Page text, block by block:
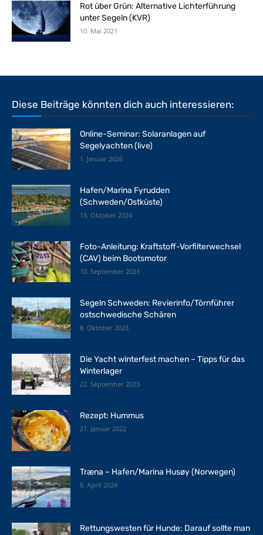
Rot über Grün: Alternative Lichterführung
unter Segeln (KVR)
10. Mai 2021
Diese Beiträge könnten dich auch interessieren:
Online-Seminar: Solaranlagen auf
Segelyachten (live)
1. Januar 2026
Hafen/Marina Fyrudden
(Schweden/Ostküste)
15. Oktober 2024
Foto-Anleitung: Kraftstoff-Vorfilterwechsel
(CAV) beim Bootsmotor
10. September 2023
Segeln Schweden: Revierinfo/Törnführer
ostschwedische Schären
8. Oktober 2023
Die Yacht winterfest machen – Tipps für das
Winterlager
22. September 2023
Rezept: Hummus
21. Januar 2022
Træna – Hafen/Marina Husøy (Norwegen)
8. April 2024
Rettungswesten für Hunde: Darauf sollte man